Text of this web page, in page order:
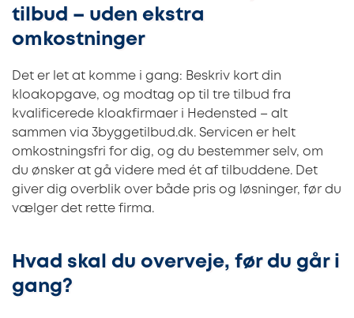
tilbud – uden ekstra
omkostninger
Det er let at komme i gang: Beskriv kort din
kloakopgave, og modtag op til tre tilbud fra
kvalificerede kloakfirmaer i Hedensted – alt
sammen via 3byggetilbud.dk. Servicen er helt
omkostningsfri for dig, og du bestemmer selv, om
du ønsker at gå videre med ét af tilbuddene. Det
giver dig overblik over både pris og løsninger, før du
vælger det rette firma.
Hvad skal du overveje, før du går i
gang?